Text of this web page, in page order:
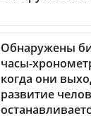
Обнаружены
часы-
когда они
развитие